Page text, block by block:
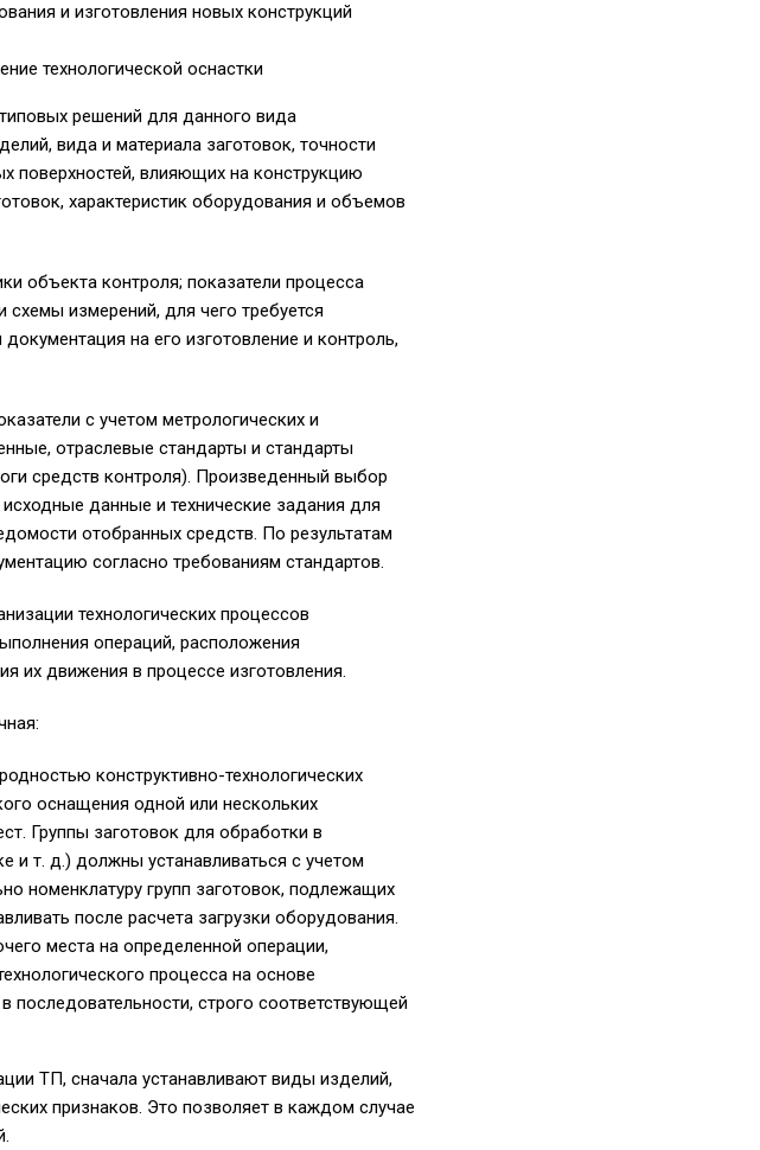
и изготовления новых конструкций
технологической оснастки
решений для данного вида
вида и материала заготовок, точности
поверхностей, влияющих на конструкцию
характеристик оборудования и объемов
объекта контроля; показатели процесса
измерений, для чего требуется
на его изготовление и контроль,
с учетом метрологических и
отраслевые стандарты и стандарты
средств контроля). Произведенный выбор
данные и технические задания для
отобранных средств. По результатам
согласно требованиям стандартов.
технологических процессов
операций, расположения
их движения в процессе изготовления.
конструктивно-технологических
оснащения одной или нескольких
Группы заготовок для обработки в
и т. д.) должны устанавливаться с учетом
номенклатуру групп заготовок, подлежащих
после расчета загрузки оборудования.
места на определенной операции,
процесса на основе
последовательности, строго соответствующей
ТП, сначала устанавливают виды изделий,
признаков. Это позволяет в каждом случае